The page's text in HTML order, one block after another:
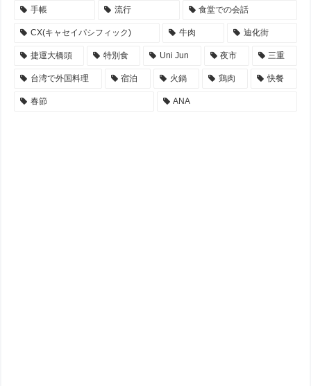
手帳 流行 食堂での会話
CX(キャセイパシフィック) 牛肉 迪化街
捷運大橋頭 特別食 Uni Jun 夜市 三重
台湾で外国料理 宿泊 火鍋 鶏肉 快餐
春節 ANA